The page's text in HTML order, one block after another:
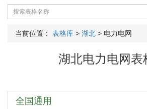
当前位置： 表格库 > 湖北 > 电力电网
湖北电力电网表
全国通用